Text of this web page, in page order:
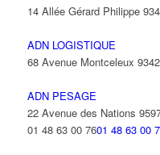
14 Allée Gérard Philippe
ADN LOGISTIQUE
68 Avenue Montceleux
ADN PESAGE
22 Avenue des Nations
01 48 63 00 7601 48 63 00